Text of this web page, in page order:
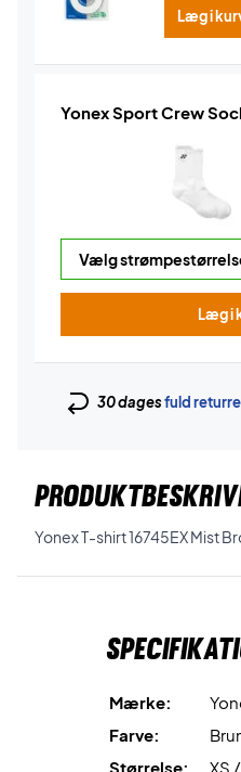
Læg i
Yonex Sport Crew
Læg i
30 dagesfuld
Yonex T-shirt 16745EX Mist
Mærke:
Farve:
Størrelse:
XS